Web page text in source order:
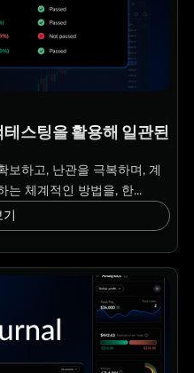
스팅을 활용해 일관된
보하고, 난관을 극복하며, 계
는 체계적인 방법을, 한...